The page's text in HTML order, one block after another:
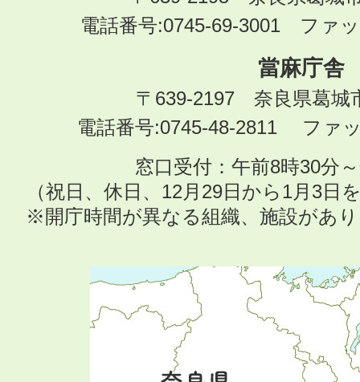
電話番号:0745-69-3001 ファ
當麻庁舎
〒639-2197 奈良県葛城
電話番号:0745-48-2811 ファ
窓口受付：午前8時30分
（祝日、休日、12月29日から1月3日
※開庁時間が異なる組織、施設があ